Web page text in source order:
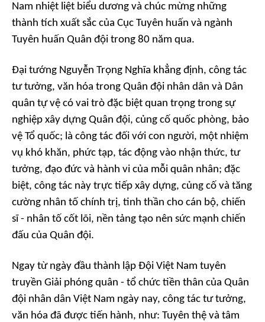
Nam nhiệt liệt biểu dương và chúc mừng những
thành tích xuất sắc của Cục Tuyên huấn và ngành
Tuyên huấn Quân đội trong 80 năm qua.
Đại tướng Nguyễn Trọng Nghĩa khẳng định, công tác
tư tưởng, văn hóa trong Quân đội nhân dân và Dân
quân tự vệ có vai trò đặc biệt quan trọng trong sự
nghiệp xây dựng Quân đội, củng cố quốc phòng, bảo
vệ Tổ quốc; là công tác đối với con người, một nhiệm
vụ khó khăn, phức tạp, tác động vào nhận thức, tư
tưởng, đạo đức và hành vi của mỗi quân nhân; đặc
biệt, công tác này trực tiếp xây dựng, củng cố và tăng
cường nhân tố chính trị, tinh thần cho cán bộ, chiến
sĩ - nhân tố cốt lõi, nền tảng tạo nên sức mạnh chiến
đấu của Quân đội.
Ngay từ ngày đầu thành lập Đội Việt Nam tuyên
truyền Giải phóng quân - tổ chức tiền thân của Quân
đội nhân dân Việt Nam ngày nay, công tác tư tưởng,
văn hóa đã được tiến hành, như: Tuyên thệ và tâm